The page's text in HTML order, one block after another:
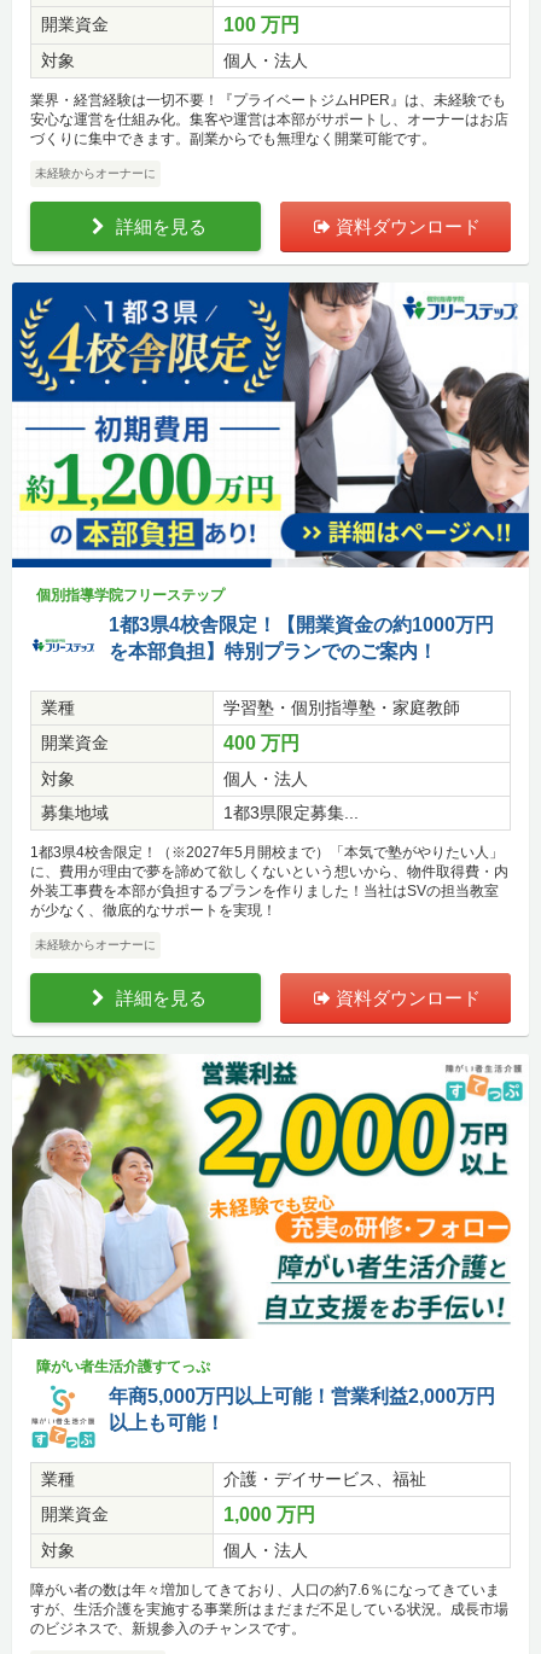
開業資金
100 万円
対象 個人・法人
業界・経営経験は一切不要！『プライベートジムHPER』は、未経験でも
安心な運営を仕組み化。集客や運営は本部がサポートし、オーナーはお店
づくりに集中できます。副業からでも無理なく開業可能です。
未経験からオーナーに
詳細を見る 資料ダウンロード
個別指導学院フリーステップ
1都3県4校舎限定！【開業資金の約1000万円
を本部負担】特別プランでのご案内！
業種
学習塾・個別指導塾・家庭教師
開業資金
400 万円
対象
個人・法人
募集地域
1都3県限定募集...
1都3県4校舎限定！（※2027年5月開校まで）「本気で塾がやりたい人」
に、費用が理由で夢を諦めて欲しくないという想いから、物件取得費・内
外装工事費を本部が負担するプランを作りました！当社はSVの担当教室
が少なく、徹底的なサポートを実現！
未経験からオーナーに
詳細を見る 資料ダウンロード
障がい者生活介護すてっぷ
年商5,000万円以上可能！営業利益2,000万円
以上も可能！
業種
介護・デイサービス、福祉
開業資金
1,000 万円
対象 個人・法人
障がい者の数は年々増加してきており、人口の約7.6％になってきていま
すが、生活介護を実施する事業所はまだまだ不足している状況。成長市場
のビジネスで、新規参入のチャンスです。